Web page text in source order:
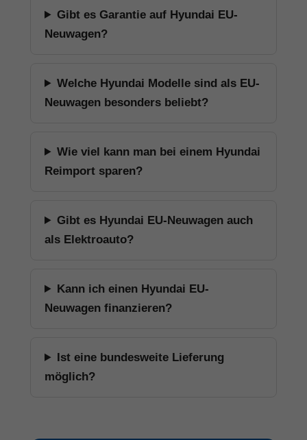
Gibt es Garantie auf Hyundai EU-
Neuwagen?
Welche Hyundai Modelle sind als EU-
Neuwagen besonders beliebt?
Wie viel kann man bei einem Hyundai
Reimport sparen?
Gibt es Hyundai EU-Neuwagen auch
als Elektroauto?
Kann ich einen Hyundai EU-
Neuwagen finanzieren?
Ist eine bundesweite Lieferung
möglich?